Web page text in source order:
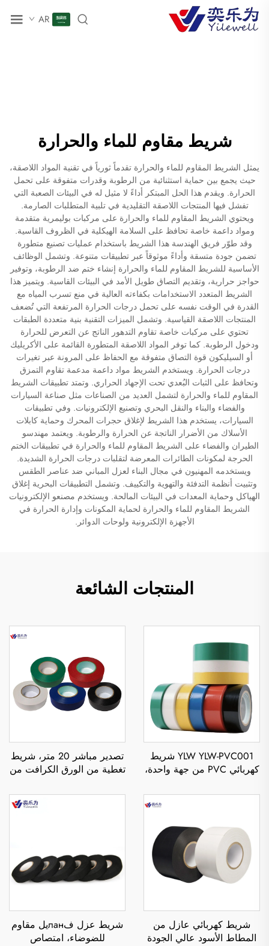
AR
شريط مقاوم للماء والحرارة
يمثل الشريط المقاوم للماء والحرارة تقدماً ثورياً في تقنية المواد اللاصقة،
حيث يجمع بين حماية استثنائية من الرطوبة وقدرات متفوقة على تحمل
الحرارة. ويقدم هذا الحل المبتكر أداءً لا مثيل له في البيئات الصعبة التي
تفشل فيها المنتجات اللاصقة التقليدية في تلبية المتطلبات الصارمة.
ويحتوي الشريط المقاوم للماء والحرارة على مركبات بوليمرية متقدمة
ومواد داعمة خاصة تحافظ على السلامة الهيكلية في الظروف القاسية.
وقد طوّر فريق الهندسة هذا الشريط باستخدام عمليات تصنيع متطورة
تضمن جودة متسقة وأداءً موثوقاً عبر تطبيقات متنوعة. وتشمل الوظائف
الأساسية للشريط المقاوم للماء والحرارة إنشاء ختم ضد الرطوبة، وتوفير
حواجز حرارية، وتقديم التصاق طويل الأمد في البيئات القاسية. ويتميز هذا
الشريط المتعدد الاستخدامات بكفاءته العالية في منع تسرب المياه مع
القدرة في الوقت نفسه على تحمل درجات الحرارة المرتفعة التي تُضعف
المنتجات اللاصقة القياسية. وتشمل الميزات التقنية بنية متعددة الطبقات
تحتوي على مركبات خاصة تقاوم التدهور الناتج عن التعرض للحرارة
ودخول الرطوبة. كما توفر المواد اللاصقة المتطورة القائمة على الأكريليك
أو السيليكون قوة التصاق متفوقة مع الحفاظ على المرونة عبر تغيرات
درجات الحرارة. ويستخدم الشريط مواد داعمة مدعمة تقاوم التمزق
وتحافظ على الثبات البُعدي تحت الإجهاد الحراري. وتمتد تطبيقات الشريط
المقاوم للماء والحرارة لتشمل العديد من الصناعات مثل صناعة السيارات
والفضاء والبناء والنقل البحري وتصنيع الإلكترونيات. وفي تطبيقات
السيارات، يستخدم هذا الشريط لإغلاق حجرات المحرك وحماية كابلات
الأسلاك من الأضرار الناتجة عن الحرارة والرطوبة. ويعتمد مهندسو
الطيران والفضاء على الشريط المقاوم للماء والحرارة في تطبيقات الختم
الحرجة لمكونات الطائرات المعرضة لتقلبات درجات الحرارة الشديدة.
ويستخدمه المهنيون في مجال البناء لعزل المباني ضد عناصر الطقس
وتثبيت أنظمة التدفئة والتهوية والتكييف. وتشمل التطبيقات البحرية إغلاق
الهياكل وحماية المعدات في البيئات المالحة. ويستخدم مصنعو الإلكترونيات
الشريط المقاوم للماء والحرارة لحماية المكونات وإدارة الحرارة في
الأجهزة الإلكترونية ولوحات الدوائر.
المنتجات الشائعة
YLW YLW-PVC001 شريط
كهربائي PVC من جهة واحدة،
بسماكة 0.11 مم، لعزل الجهد
تصدير مباشر 20 متر، شريط
تغطية من الورق الكرافت من
ساخن، مقاوم للحرارة،
مناسب للمواد المطبوعة
شريط كهربائي عازل من
المطاط الأسود عالي الجودة
شريط عزل فланيل مقاوم
للضوضاء، امتصاص